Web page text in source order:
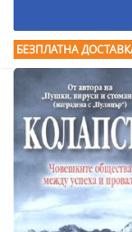
БЕЗПЛАТНА